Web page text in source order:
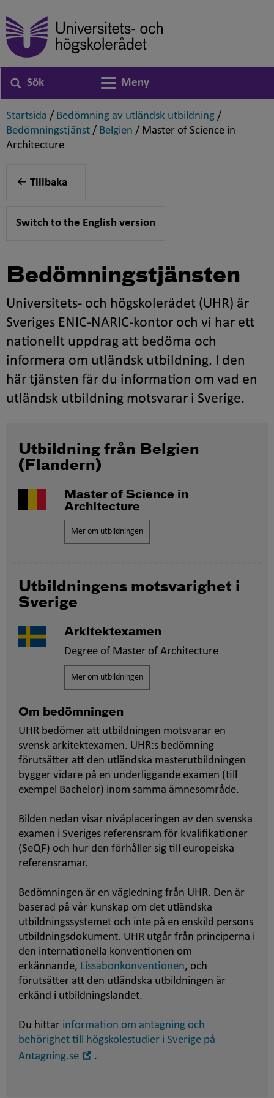
Sök
Växla navigering
Meny
Startsida ,
/ Bedömning av utländsk utbildning ,
/
Bedömningstjänst ,
/ Belgien ,
/ Master of Science in
Architecture,
Tillbaka
Switch to the English version
Bedömningstjänsten
Universitets- och högskolerådet (UHR) är
Sveriges ENIC-NARIC-kontor och vi har ett
nationellt uppdrag att bedöma och
informera om utländsk utbildning. I den
här tjänsten får du information om vad en
utländsk utbildning motsvarar i Sverige.
Utbildning från Belgien
(Flandern)
Master of Science in
Architecture
Mer om utbildningen
Utbildningens motsvarighet i
Sverige
Arkitektexamen
Degree of Master of Architecture
Mer om utbildningen
Om bedömningen
UHR bedömer att utbildningen motsvarar en
svensk arkitektexamen. UHR:s bedömning
förutsätter att den utländska masterutbildningen
bygger vidare på en underliggande examen (till
exempel Bachelor) inom samma ämnesområde.
Bilden nedan visar nivåplaceringen av den svenska
examen i Sveriges referensram för kvalifikationer
(SeQF) och hur den förhåller sig till europeiska
referensramar.
Bedömningen är en vägledning från UHR. Den är
baserad på vår kunskap om det utländska
utbildningssystemet och inte på en enskild persons
utbildningsdokument. UHR utgår från principerna i
den internationella konventionen om
erkännande, Lissabonkonventionen, och
förutsätter att den utländska utbildningen är
erkänd i utbildningslandet.
Du hittar information om antagning och
behörighet till högskolestudier i Sverige på
Antagning.se
.